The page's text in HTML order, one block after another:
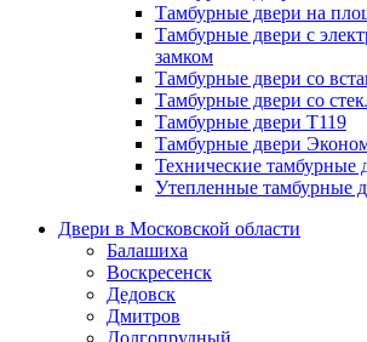
Тамбурные двери на
Тамбурные двери с
замком
Тамбурные двери со
Тамбурные двери со
Тамбурные двери Т119
Тамбурные двери
Технические тамбурные
Утепленные тамбурные
Двери в Московской области
Балашиха
Воскресенск
Дедовск
Дмитров
Долгопрудный